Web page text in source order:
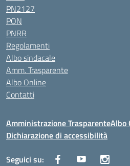
PN2127
PON
PNRR
Regolamenti
Albo sindacale
Amm. Trasparente
Albo Online
Contatti
Amministrazione TrasparenteAlbo
Dichiarazione di accessibilità
Seguici su: